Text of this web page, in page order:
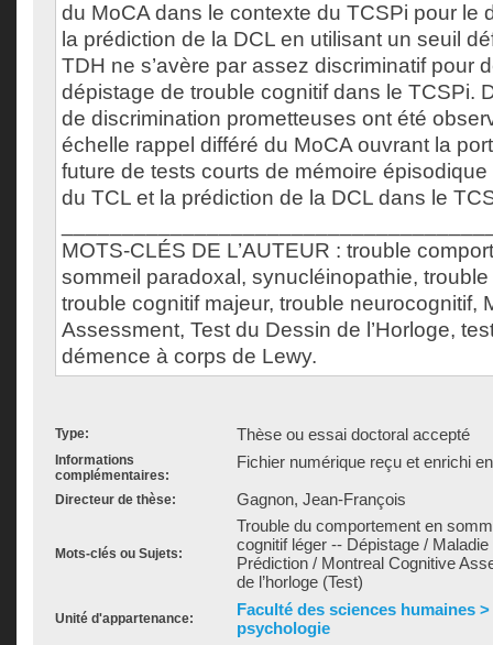
du MoCA dans le contexte du TCSPi pour le
la prédiction de la DCL en utilisant un seuil
TDH ne s’avère par assez discriminatif pour
dépistage de trouble cognitif dans le TCSPi.
de discrimination prometteuses ont été
échelle rappel différé du MoCA ouvrant la
future de tests courts de mémoire
du TCL et la prédiction de la DCL dans le
MOTS-CLÉS DE L’AUTEUR : trouble
sommeil paradoxal, synucléinopathie,
trouble cognitif majeur, trouble neurocognitif,
Assessment, Test du Dessin de l’Horloge,
démence à corps de Lewy.
Type: Thèse ou essai doctoral accepté
Informations
complémentaires:
Fichier numérique reçu et enrichi
Directeur de thèse: Gagnon, Jean-François
Mots-clés ou Sujets:
Trouble du comportement en
cognitif léger -- Dépistage /
Prédiction / Montreal Cognitive
de l’horloge (Test)
Unité d'appartenance:
Faculté des sciences humaines
psychologie